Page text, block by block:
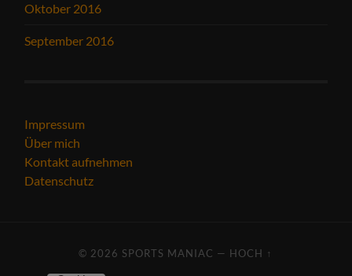
Oktober 2016
September 2016
Impressum
Über mich
Kontakt aufnehmen
Datenschutz
© 2026 SPORTS MANIAC — HOCH ↑